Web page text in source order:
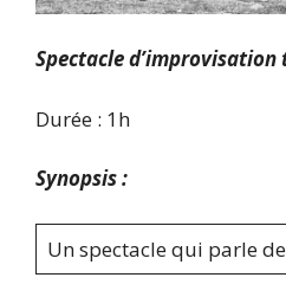
Spectacle
Durée : 1h
Synopsis :
Un spectacle qui parle